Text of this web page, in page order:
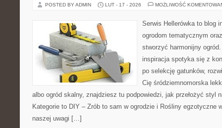
POSTED BY ADMIN LUT - 17 - 2026 MOŻLIWOŚĆ
Serwis Hellerówka to blog
ogrodom tematycznym
stworzyć harmonijny
inspiracja spotyka się z
po selekcję gatunków,
Cię śródziemnomorska
albo ogród skalny, znajdziesz tu podpowiedzi, jak przełożyć styl
Kategorie to DIY – Zrób to sam w ogrodzie i Rośliny egzotyczne
naszej uwagi […]